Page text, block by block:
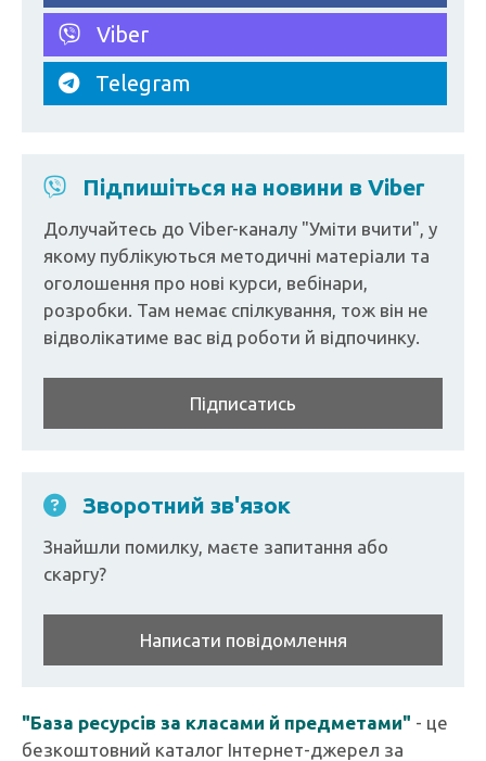
Viber
Telegram
Підпишіться на новини в Viber
Долучайтесь до Viber-каналу "Уміти вчити", у
якому публікуються методичні матеріали та
оголошення про нові курси, вебінари,
розробки. Там немає спілкування, тож він не
відволікатиме вас від роботи й відпочинку.
Підписатись
Зворотний зв'язок
Знайшли помилку, маєте запитання або
скаргу?
Написати повідомлення
"База ресурсів за класами й предметами" - це
безкоштовний каталог Інтернет-джерел за